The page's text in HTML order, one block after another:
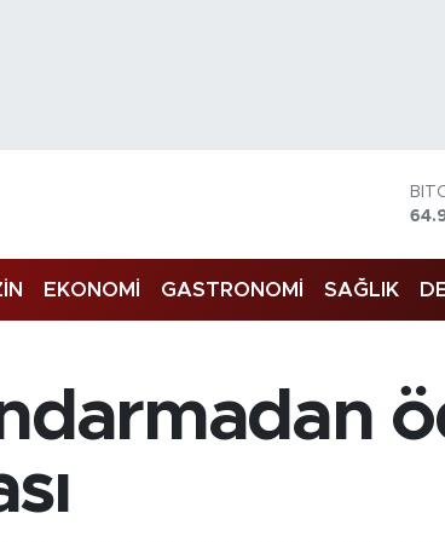
EKONOMİ GASTRONOMİ SAĞLIK